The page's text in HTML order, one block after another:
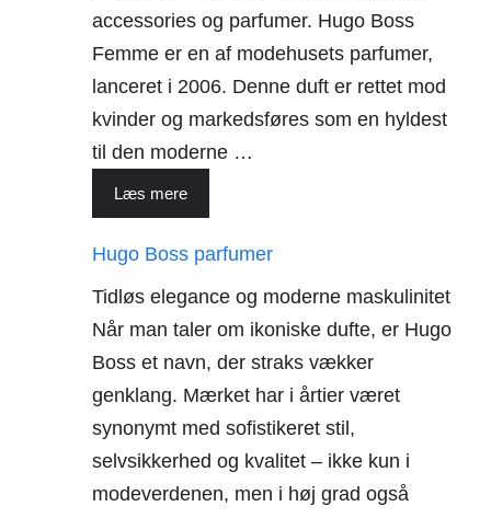
accessories og parfumer. Hugo Boss
Femme er en af modehusets parfumer,
lanceret i 2006. Denne duft er rettet mod
kvinder og markedsføres som en hyldest
til den moderne …
Læs mere
Hugo Boss parfumer
Tidløs elegance og moderne maskulinitet
Når man taler om ikoniske dufte, er Hugo
Boss et navn, der straks vækker
genklang. Mærket har i årtier været
synonymt med sofistikeret stil,
selvsikkerhed og kvalitet – ikke kun i
modeverdenen, men i høj grad også